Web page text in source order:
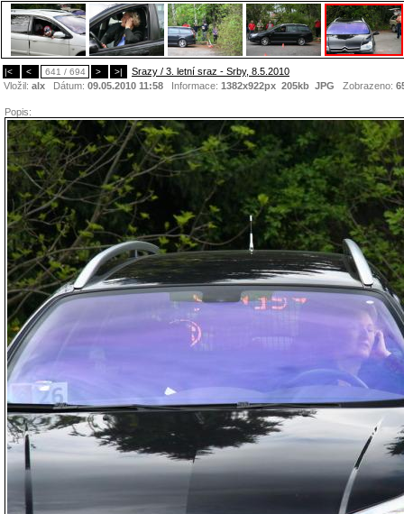
|< < 641 / 694 > >|
Srazy / 3. letní sraz - Srby, 8.5.2010
Vložil: alx Dátum: 09.05.2010 11:58 Informace: 1382x922px 205kb JPG Zobrazeno:
Popis: